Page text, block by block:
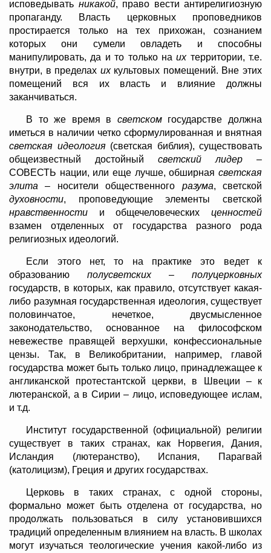
исповедывать никакой, право вести антирелигиозную
пропаганду. Власть церковных проповедников
простирается только на тех прихожан, сознанием
которых они сумели овладеть и способны
манипулировать, да и то только наихтерритории, т.е.
внутри, в пределах ихкультовых помещений. Вне этих
помещений вся их власть и влияние должны
заканчиваться.
В то же время в светскомгосударстве должна
иметься в наличии четко сформулированная и внятная
светская идеология(светская библия), существовать
общеизвестный достойный светский лидер –
СОВЕСТЬ нации, или еще лучше, обширная светская
элита – носители общественного разума, светской
духовности, проповедующие элементы светской
нравственности и общечеловеческих ценностей
взамен отделенных от государства разного рода
религиозных идеологий.
Если этого нет, то на практике это ведет к
образованию полусветских– полуцерковных
государств, в которых, как правило, отсутствует какая-
либо разумная государственная идеология, существует
половинчатое, нечеткое, двусмысленное
законодательство, основанное на философском
невежестве правящей верхушки, конфессиональные
цензы. Так, в Великобритании, например, главой
государства может быть только лицо, принадлежащее к
англиканской протестантской церкви, в Швеции – к
лютеранской, а в Сирии – лицо, исповедующее ислам,
и т.д.
Институт государственной (официальной) религии
существует в таких странах, как Норвегия, Дания,
Исландия (лютеранство), Испания, Парагвай
(католицизм), Греция и других государствах.
Церковь в таких странах, с одной стороны,
формально может быть отделена от государства, но
продолжать пользоваться в силу установившихся
традиций определенным влиянием на власть. В школах
могут изучаться теологические учения какой-либо из